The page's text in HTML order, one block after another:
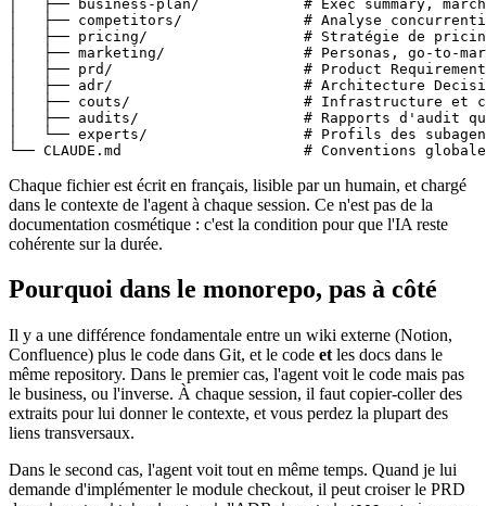
│   ├── business-plan/            # Exec summary,
│   ├── competitors/              # Analyse
│   ├── pricing/                  # Stratégie de
│   ├── marketing/                # Personas, go-to-
│   ├── prd/                      # Product Requirement
│   ├── adr/                      # Architecture
│   ├── couts/                    # Infrastructure et
│   ├── audits/                   # Rapports d'audit
│   └── experts/                  # Profils des
Chaque fichier est écrit en français, lisible par un humain, et chargé
dans le contexte de l'agent à chaque session. Ce n'est pas de la
documentation cosmétique : c'est la condition pour que l'IA reste
cohérente sur la durée.
Pourquoi dans le monorepo, pas à côté
Il y a une différence fondamentale entre un wiki externe (Notion,
Confluence) plus le code dans Git, et le code et les docs dans le
même repository. Dans le premier cas, l'agent voit le code mais pas
le business, ou l'inverse. À chaque session, il faut copier-coller des
extraits pour lui donner le contexte, et vous perdez la plupart des
liens transversaux.
Dans le second cas, l'agent voit tout en même temps. Quand je lui
demande d'implémenter le module checkout, il peut croiser le PRD